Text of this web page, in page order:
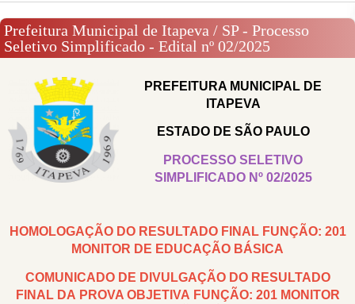
Prefeitura Municipal de Itapeva / SP - Processo
Seletivo Simplificado - Edital nº 02/2025
PREFEITURA MUNICIPAL DE
ITAPEVA
ESTADO DE SÃO PAULO
PROCESSO SELETIVO
SIMPLIFICADO Nº 02/2025
HOMOLOGAÇÃO DO RESULTADO FINAL FUNÇÃO: 201
MONITOR DE EDUCAÇÃO BÁSICA
COMUNICADO DE DIVULGAÇÃO DO RESULTADO
FINAL DA PROVA OBJETIVA FUNÇÃO: 201 MONITOR